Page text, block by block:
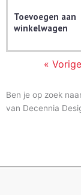
Toevoegen aan
winkelwagen
« Vorige
Ben je op zoek
van Decennia